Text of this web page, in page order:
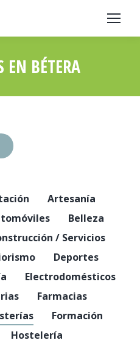
EN BÉTERA
Artesanía
Belleza
/ Servicios
Deportes
Electrodomésticos
Farmacias
Formación
Hostelería